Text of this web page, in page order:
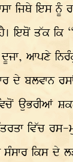
ਜਿਥੇ ਇਸ
ਇਥੋਂ ਤੱਕ
ਆਪਣੇ
ਦੇ ਬਲਵਾਨ
ਉਭਰੀਆਂ
ਵਿੱਚ
ਕਿਸ